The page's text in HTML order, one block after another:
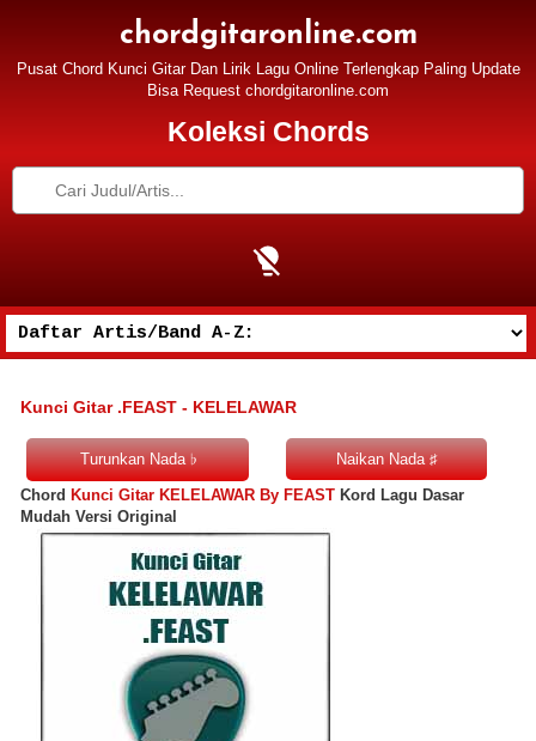
chordgitaronline.com
Pusat Chord Kunci Gitar Dan Lirik Lagu Online Terlengkap Paling Update
Bisa Request chordgitaronline.com
Koleksi Chords
Kunci Gitar .FEAST - KELELAWAR
Chord Kunci Gitar KELELAWAR By FEAST Kord Lagu Dasar
Mudah Versi Original